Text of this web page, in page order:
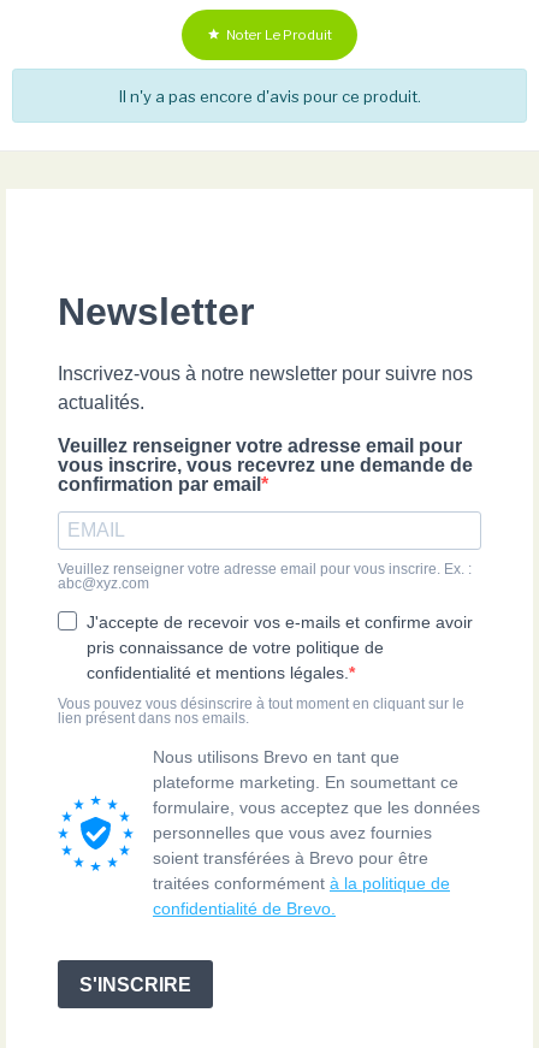
 Noter Le Produit
Il n'y a pas encore d'avis pour ce produit.
Newsletter
Inscrivez-vous à notre newsletter pour suivre nos
actualités.
Veuillez renseigner votre adresse email pour
vous inscrire, vous recevrez une demande de
confirmation par email
Veuillez renseigner votre adresse email pour vous inscrire. Ex. :
abc@xyz.com
J'accepte de recevoir vos e-mails et confirme avoir
pris connaissance de votre politique de
confidentialité et mentions légales.
Vous pouvez vous désinscrire à tout moment en cliquant sur le
lien présent dans nos emails.
Nous utilisons Brevo en tant que
plateforme marketing. En soumettant ce
formulaire, vous acceptez que les données
personnelles que vous avez fournies
soient transférées à Brevo pour être
traitées conformément à la politique de
confidentialité de Brevo.
S'INSCRIRE